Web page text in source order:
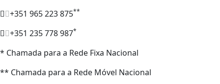
+351 965 223 875**
+351 235 778 987*
* Chamada para a Rede Fixa Nacional
** Chamada para a Rede Móvel Nacional